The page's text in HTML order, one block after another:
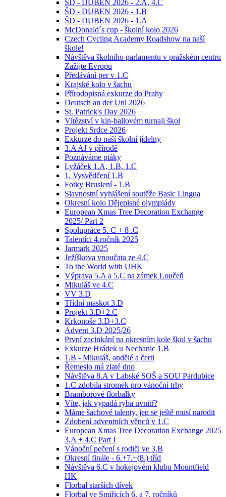
ŠD - DUBEN 2026 - 2.A, 4.C
ŠD - DUBEN 2026 - 1.B
ŠD - DUBEN 2026 - 1.A
McDonald´s cup - školní kolo 2026
Czech Cycling Academy Roadshow na naší
škole!
Návštěva školního parlamentu v pražském centru
Zažijte Evropu
Předávání per v 1.C
Krajské kolo v šachu
Přírodopisná exkurze do Prahy
Deutsch an der Uni 2026
St. Patrick's Day 2026
Vítězství v kin-ballovém turnaji škol
Projekt Srdce 2026
Exkurze do naší školní jídelny
3.A AJ v přírodě
Poznáváme ptáky
Lyžáček 1.A, 1.B, 1.C
1. Vysvědčení 1.B
Fotky Bruslení - 1.B
Slavnostní vyhlášení soutěže Basic Lingua
Okresní kolo Dějepisné olympiády
European Xmas Tree Decoration Exchange
2025/ Part 2
Spolupráce 5. C + 8 .C
Talentíci 4.ročník 2025
Jarmark 2025
Ježíškova vnoučata ze 4.C
To the World with UHK
Výprava 5.A a 5.C na zámek Loučeň
Mikuláš ve 4.C
VV 3.D
Třídní maskot 3.D
Projekt 3.D+2.C
Krkonoše 3.D+3.C
Advent 3.D 2025/26
První zacinkání na okresním kole škol v šachu
Exkurze Hrádek u Nechanic 1.B
1.B - Mikuláš, andělé a čerti
Řemeslo má zlaté dno
Návštěva 8.A v Labské SOŠ a SOU Pardubice
1.C zdobila stromek pro vánoční trhy
Bramborové florbalky
Víte, jak vypadá ryba uvnitř?
Máme šachové talenty, jen se ještě musí narodit
Zdobení adventních věnců v 1.C
European Xmas Tree Decoration Exchange 2025
3.A + 4.C Part I
Vánoční pečení s rodiči ve 3.B
Okresní finále - 6.+7.+(8.) tříd
Návštěva 6.C v hokejovém klubu Mountfield
HK
Florbal starších dívek
Florbal ve Smiřicích 6. a 7. ročníků